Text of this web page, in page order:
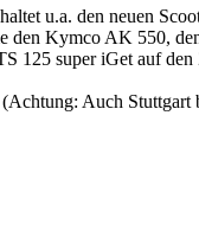
u.a. den neuen
den Kymco AK 550,
125 super iGet auf
Auch